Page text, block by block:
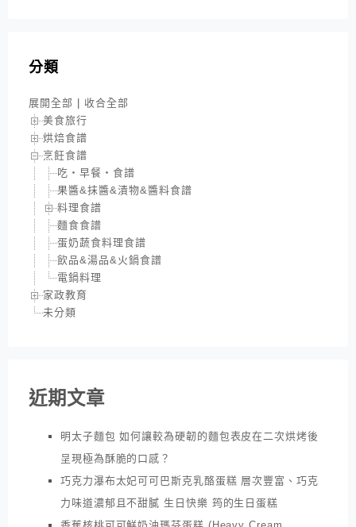
分類
展開全部
收合全部
美食旅行
烘焙食譜
烹飪食譜
吃‧早餐‧食譜
果醬&抹醬&漬物&醬料食譜
料理食譜
麵食食譜
蛋奶蔬食料理食譜
飲品&湯品&火鍋食譜
電鍋料理
家政教育
未分類
近期文章
明太子麵包 如何讓較為硬韌的麵包表皮在二次烘烤後
呈現極為酥脆的口感？
巧克力瀑布太妃可可巴斯克乳酪蛋糕 層次豐富、巧克
力味道濃郁且不甜膩 生日快樂 筠的生日蛋糕